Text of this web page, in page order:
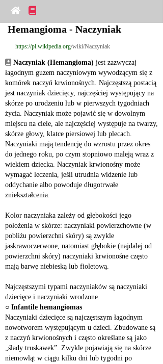
Hemangioma - Naczyniak
https://pl.wikipedia.org/wiki/Naczyniak
Naczyniak (Hemangioma) jest zazwyczaj
łagodnym guzem naczyniowym wywodzącym się z
komórek naczyń krwionośnych. Najczęstszą postacią
jest naczyniak dziecięcy, najczęściej występujący na
skórze po urodzeniu lub w pierwszych tygodniach
życia. Naczyniak może pojawić się w dowolnym
miejscu na ciele, ale najczęściej występuje na twarzy,
skórze głowy, klatce piersiowej lub plecach.
Naczyniaki mają tendencję do wzrostu przez okres
do jednego roku, po czym stopniowo maleją wraz z
wiekiem dziecka. Naczyniak krwionośny może
wymagać leczenia, jeśli utrudnia widzenie lub
oddychanie albo powoduje długotrwałe
zniekształcenia.
Kolor naczyniaka zależy od głębokości jego
położenia w skórze: naczyniaki powierzchowne (w
pobliżu powierzchni skóry) są zwykle
jaskrawoczerwone, natomiast głębokie (najdalej od
powierzchni skóry) naczyniaki krwionośne często
mają barwę niebieską lub fioletową.
Najczęstszymi typami naczyniaków są naczyniaki
dziecięce i naczyniaki wrodzone.
○ Infantile hemangiomas
Naczyniaki dziecięce są najczęstszym łagodnym
nowotworem występującym u dzieci. Zbudowane są
z naczyń krwionośnych i często określane są jako
„ślady truskawek”. Zwykle pojawiają się na skórze
niemowląt w ciągu kilku dni lub tygodni po